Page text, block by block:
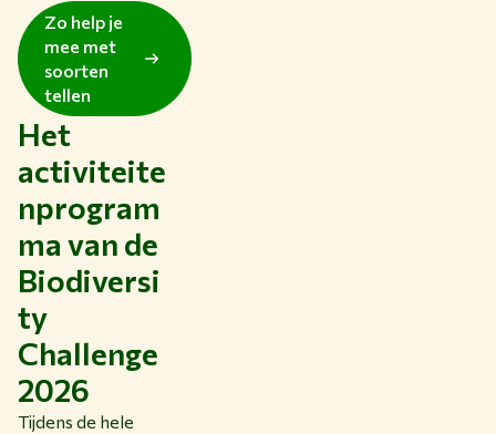
Zo help je
mee met
soorten
tellen
Het
activiteite
nprogram
ma van de
Biodiversi
ty
Challenge
2026
Tijdens de hele